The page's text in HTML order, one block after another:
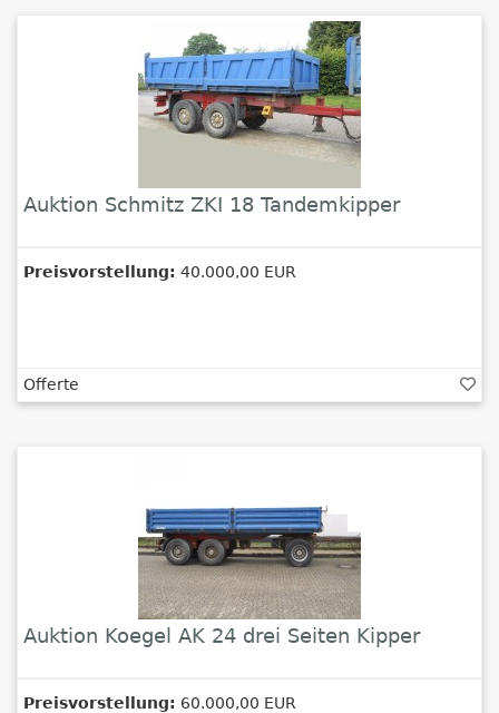
Auktion Schmitz ZKI 18 Tandemkipper
Preisvorstellung: 40.000,00 EUR
Offerte
Auktion Koegel AK 24 drei Seiten Kipper
Preisvorstellung: 60.000,00 EUR